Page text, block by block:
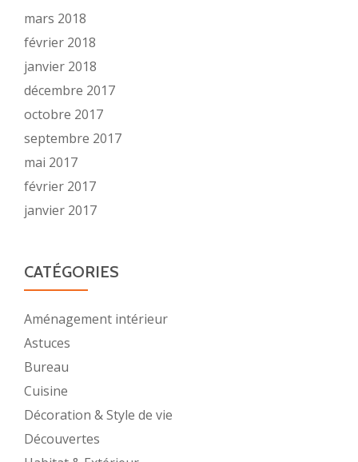
mars 2018
février 2018
janvier 2018
décembre 2017
octobre 2017
septembre 2017
mai 2017
février 2017
janvier 2017
CATÉGORIES
Aménagement intérieur
Astuces
Bureau
Cuisine
Décoration & Style de vie
Découvertes